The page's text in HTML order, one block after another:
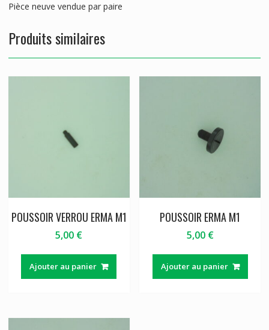
Pièce neuve vendue par paire
Produits similaires
POUSSOIR VERROU ERMA M1
5,00 €
Ajouter au panier
POUSSOIR ERMA M1
5,00 €
Ajouter au panier